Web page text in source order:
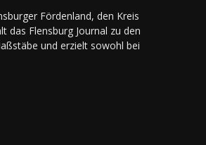
Fördenland, den Kreis
das Flensburg Journal zu den
und erzielt sowohl bei